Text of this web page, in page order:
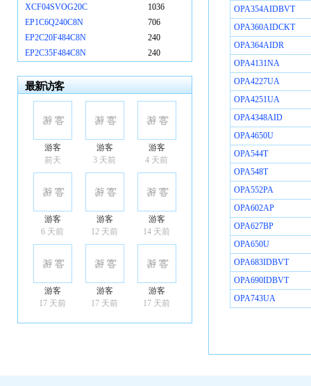
XCF04SVOG20C
1036
EP1C6Q240C8N
706
EP2C20F484C8N
240
EP2C35F484C8N
240
最新访客
游客
前天
游客
3 天前
游客
4 天前
游客
6 天前
游客
12 天前
游客
14 天前
游客
17 天前
游客
17 天前
游客
17 天前
OPA354AIDBVT
OPA360AIDCKT
OPA364AIDR
OPA4131NA
OPA4227UA
OPA4251UA
OPA4348AID
OPA4650U
OPA544T
OPA548T
OPA552PA
OPA602AP
OPA627BP
OPA650U
OPA683IDBVT
OPA690IDBVT
OPA743UA